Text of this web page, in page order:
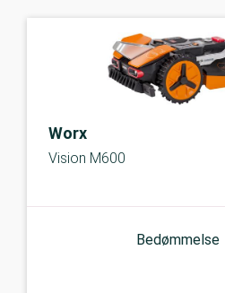
Worx
Vision M600
Bedømmelse